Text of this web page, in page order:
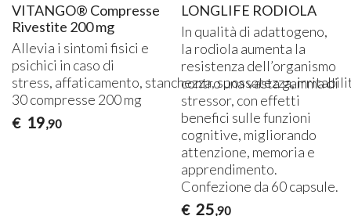
VITANGO® Compresse
Rivestite 200 mg
Allevia i sintomi fisici e
psichici in caso di
stress, affaticamento, stanchezza, spossatezza,
30 compresse 200 mg
€ 19,90
LONGLIFE RODIOLA
In qualità di adattogeno,
la rodiola aumenta la
resistenza dell’organismo
contro una vasta gamma di
stressor, con effetti
benefici sulle funzioni
cognitive, migliorando
attenzione, memoria e
apprendimento.
Confezione da 60 capsule.
€ 25,90